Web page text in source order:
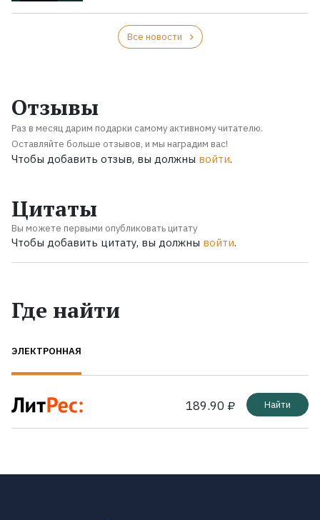
Все новости
Отзывы
Раз в месяц дарим подарки самому активному читателю.
Оставляйте больше отзывов, и мы наградим вас!
Чтобы добавить отзыв, вы должны войти.
Цитаты
Вы можете первыми опубликовать цитату
Чтобы добавить цитату, вы должны войти.
Где найти
ЭЛЕКТРОННАЯ
189.90 ₽ Найти